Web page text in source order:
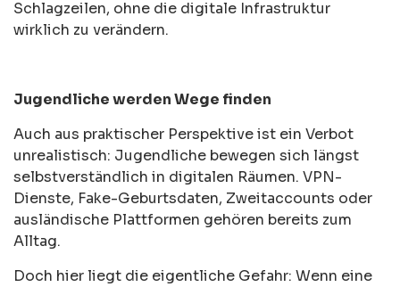
Schlagzeilen, ohne die digitale Infrastruktur
wirklich zu verändern.
Jugendliche werden Wege finden
Auch aus praktischer Perspektive ist ein Verbot
unrealistisch: Jugendliche bewegen sich längst
selbstverständlich in digitalen Räumen. VPN-
Dienste, Fake-Geburtsdaten, Zweitaccounts oder
ausländische Plattformen gehören bereits zum
Alltag.
Doch hier liegt die eigentliche Gefahr: Wenn eine